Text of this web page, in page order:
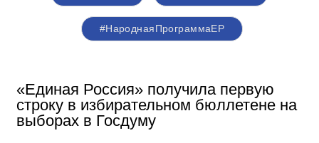
#НароднаяПрограммаЕР
«Единая Россия» получила первую
строку в избирательном бюллетене на
выборах в Госдуму